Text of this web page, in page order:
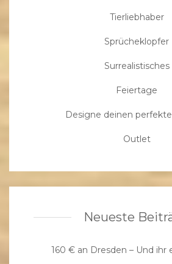
Tierliebhaber
Sprücheklopfer
Surrealistisches
Feiertage
Designe deinen
Outlet
Neueste
160 € an Dresden – Und ihr